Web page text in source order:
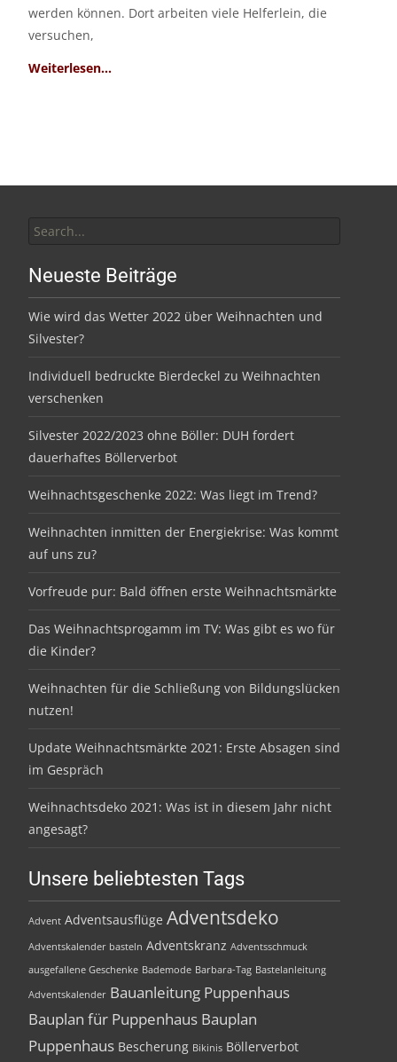
werden können. Dort arbeiten viele Helferlein, die
versuchen,
for:
Neueste Beiträge
Wie wird das Wetter 2022 über Weihnachten und
Silvester?
Individuell bedruckte Bierdeckel zu Weihnachten
verschenken
Silvester 2022/2023 ohne Böller: DUH fordert
dauerhaftes Böllerverbot
Weihnachtsgeschenke 2022: Was liegt im Trend?
Weihnachten inmitten der Energiekrise: Was kommt
auf uns zu?
Vorfreude pur: Bald öffnen erste Weihnachtsmärkte
Das Weihnachtsprogamm im TV: Was gibt es wo für
die Kinder?
Weihnachten für die Schließung von Bildungslücken
nutzen!
Update Weihnachtsmärkte 2021: Erste Absagen sind
im Gespräch
Weihnachtsdeko 2021: Was ist in diesem Jahr nicht
angesagt?
Unsere beliebtesten Tags
Advent Adventsausflüge Adventsdeko
Adventskalender basteln Adventskranz Adventsschmuck
ausgefallene Geschenke Bademode Barbara-Tag Bastelanleitung
Adventskalender Bauanleitung Puppenhaus
Bauplan für Puppenhaus Bauplan
Puppenhaus Bescherung Bikinis Böllerverbot